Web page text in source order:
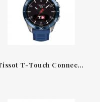
Tissot T-Touch Connect Sport